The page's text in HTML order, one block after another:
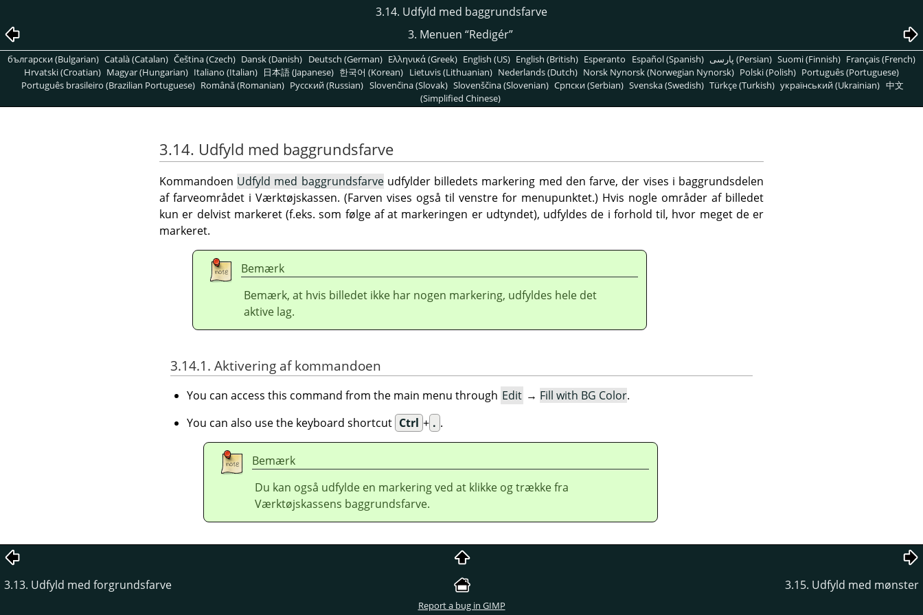
3.14. Udfyld med baggrundsfarve
3. Menuen “Redigér”
български (Bulgarian) Català (Catalan) Čeština (Czech) Dansk (Danish) Deutsch (German) Ελληνικά (Greek) English (US) English (British) Esperanto Español (Spanish) پارسی (Persian) Suomi (Finnish) Français (French)
Hrvatski (Croatian) Magyar (Hungarian) Italiano (Italian) 日本語 (Japanese) 한국어 (Korean) Lietuvis (Lithuanian) Nederlands (Dutch) Norsk Nynorsk (Norwegian Nynorsk) Polski (Polish) Português (Portuguese)
Português brasileiro (Brazilian Portuguese) Română (Romanian) Pусский (Russian) Slovenčina (Slovak) Slovenščina (Slovenian) Српски (Serbian) Svenska (Swedish) Türkçe (Turkish) український (Ukrainian) 中文
(Simplified Chinese)
3.14. Udfyld med baggrundsfarve
Kommandoen Udfyld med baggrundsfarveudfylder billedets markering med den farve, der vises i baggrundsdelen
af farveområdet i Værktøjskassen. (Farven vises også til venstre for menupunktet.) Hvis nogle områder af billedet
kun er delvist markeret (f.eks. som følge af at markeringen er udtyndet), udfyldes de i forhold til, hvor meget de er
markeret.
Bemærk
Bemærk, at hvis billedet ikke har nogen markering, udfyldes hele det
aktive lag.
3.14.1. Aktivering af kommandoen
You can access this command from the main menu through Edit → Fill with BG Color.
You can also use the keyboard shortcut Ctrl + . .
Bemærk
Du kan også udfylde en markering ved at klikke og trække fra
Værktøjskassens baggrundsfarve.
3.13. Udfyld med forgrundsfarve 3.15. Udfyld med mønster
Report a bug in GIMP